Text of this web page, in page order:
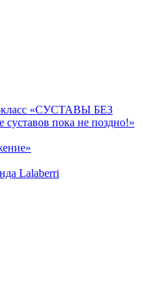
класс «СУСТАВЫ БЕЗ
пока не поздно!»
Lalaberri